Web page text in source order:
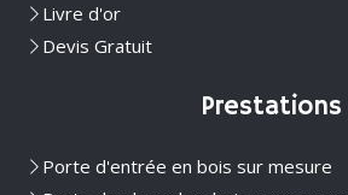
Livre d'or
Devis Gratuit
Prestations
Porte d'entrée en bois sur mesure